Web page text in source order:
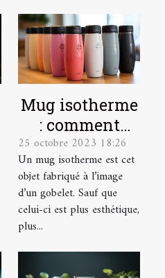
Mug isotherme
: comment
trouver un
modèle de
qualité ?
25 octobre 2023 18:26
Un mug isotherme est cet
objet fabriqué à l’image
d’un gobelet. Sauf que
celui-ci est plus esthétique,
plus...